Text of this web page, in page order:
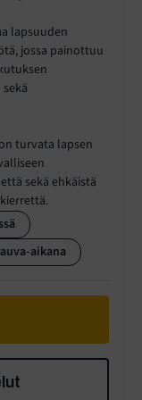
lapsuuden
jossa painottuu
turvata lapsen
sekä ehkäistä
aikana